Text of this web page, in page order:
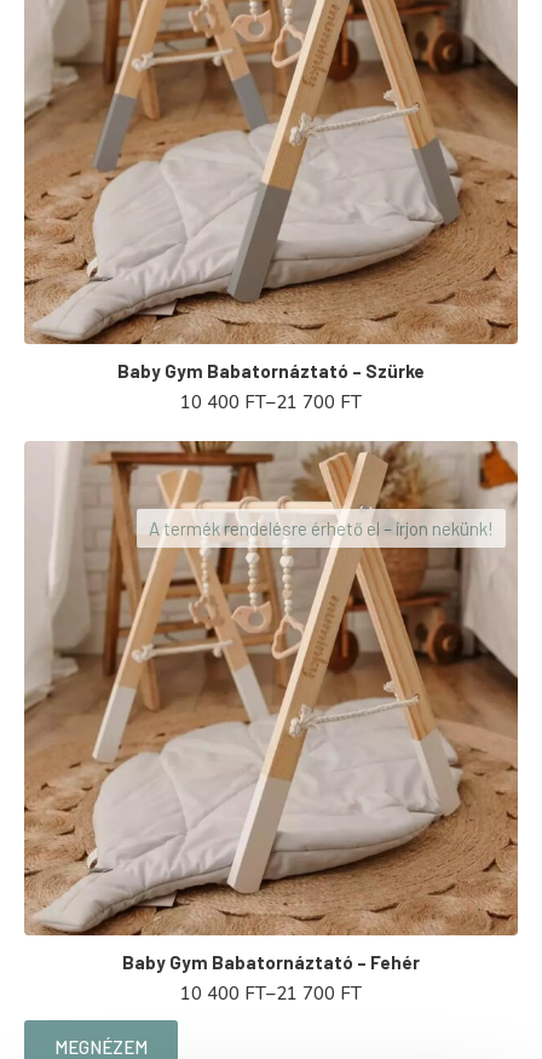
Baby Gym Babatornáztató – Szürke
10 400 FT–21 700 FT
ÁRTARTOMÁNY:
400 FT
-
21
700 FT
A termék rendelésre érhető el – írjon nekünk!
Baby Gym Babatornáztató – Fehér
10 400 FT–21 700 FT
ÁRTARTOMÁNY:
MEGNÉZEM